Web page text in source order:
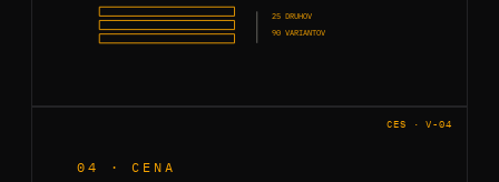
25 DRUHOV
90 VARIANTOV
CES · V-04
04 · CENA